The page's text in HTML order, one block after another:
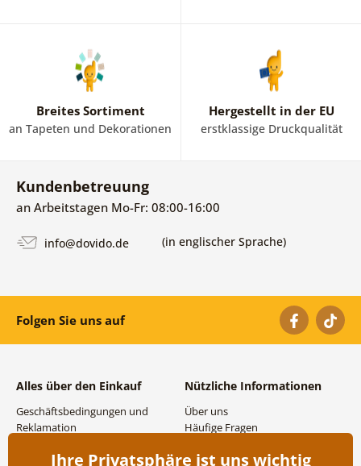
Breites Sortiment
an Tapeten und Dekorationen
Hergestellt in der EU
erstklassige Druckqualität
Kundenbetreuung
an Arbeitstagen Mo-Fr: 08:00-16:00
info@dovido.de (in englischer Sprache)
Folgen Sie uns auf
Alles über den Einkauf
Geschäftsbedingungen und
Reklamation
Versand- und
Nützliche Informationen
Über uns
Häufige Fragen
Großhandel und
Ihre Privatsphäre ist uns wichtig